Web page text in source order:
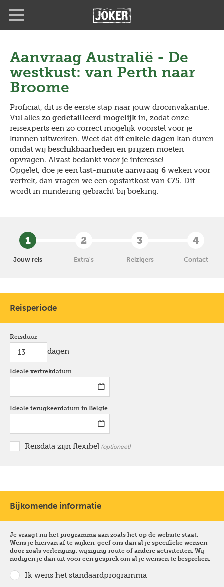
gaanAanvraag Australië - De
westkust: van Perth naar
Broome
Proficiat, dit is de eerste stap naar jouw droomvakantie.
Vul alles zo gedetailleerd mogelijk in, zodat onze
reisexperts een zo correct mogelijk voorstel voor je
kunnen uitwerken. Weet dat dit enkele dagen kan duren
omdat wij beschikbaarheden en prijzen moeten
opvragen. Alvast bedankt voor je interesse!
Opgelet, doe je een last-minute aanvraag 6 weken voor
vertrek, dan vragen we een opstartkost van €75. Dit
wordt in mindering gebracht bij boeking.
1
Jouw reis
2
Extra's
3
Reizigers
4
Contact
Reisperiode
Reisduur
dagen
Ideale vertrekdatum
Ideale terugkeerdatum in België
Reisdata zijn flexibel optioneel
Bijkomende informatie
Je vraagt nu het programma aan zoals het op de website staat.
Wens je hiervan af te wijken, geef ons dan al je specifieke wensen
door zoals verlenging, wijziging route of andere activiteiten. Wij
nodigen je dan uit voor een gesprek om al je wensen te bespreken.
Ik wens het standaardprogramma